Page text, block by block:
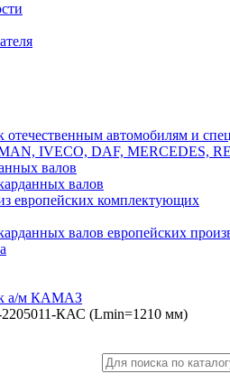
автомобилям и
IVECO, DAF, MERCEDES,
валов
валов
европейских комплектующих
валов европейских
к а/м КАМАЗ
КАС (Lmin=1210 мм)